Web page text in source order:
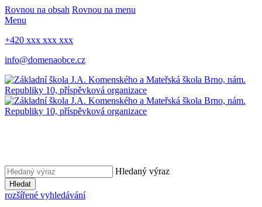
Rovnou na obsah Rovnou na menu
Menu
+420 xxx xxx xxx
info@domenaobce.cz
Hledaný výraz
Hledat
rozšířené vyhledávání